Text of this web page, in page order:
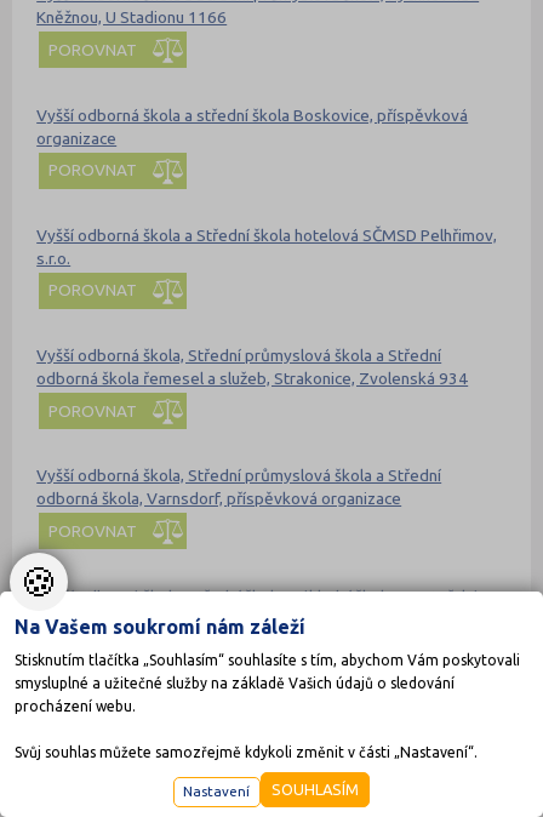
Kněžnou, U Stadionu 1166
POROVNAT
Vyšší odborná škola a střední škola Boskovice, příspěvková
organizace
POROVNAT
Vyšší odborná škola a Střední škola hotelová SČMSD Pelhřimov,
s.r.o.
POROVNAT
Vyšší odborná škola, Střední průmyslová škola a Střední
odborná škola řemesel a služeb, Strakonice, Zvolenská 934
POROVNAT
Vyšší odborná škola, Střední průmyslová škola a Střední
odborná škola, Varnsdorf, příspěvková organizace
POROVNAT
Vyšší odborná škola, Střední škola, Základní škola a Mateřská
škola, Hradec Králové, Štefánikova 549
POROVNAT
stredniskoly.com doporučují pro přípravuNahoru
🍪
Na Vašem soukromí nám záleží
Stisknutím tlačítka „Souhlasím“ souhlasíte s tím, abychom Vám poskytovali
smysluplné a užitečné služby na základě Vašich údajů o sledování
procházení webu.
Svůj souhlas můžete samozřejmě kdykoli změnit v části „Nastavení“.
Nastavení SOUHLASÍM